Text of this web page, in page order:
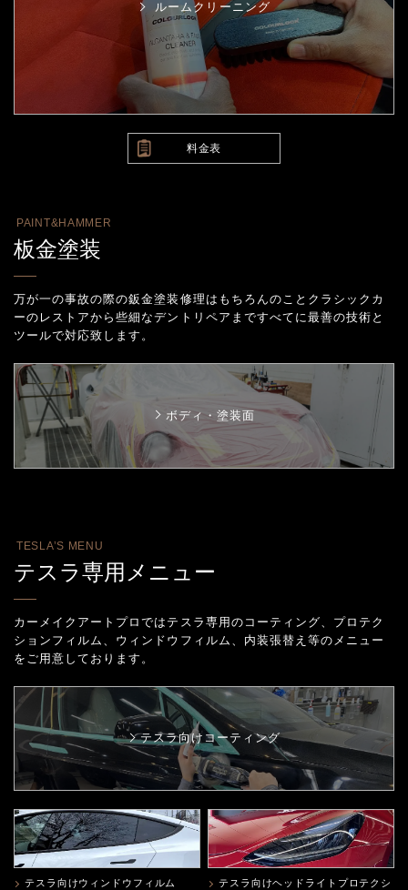
ルームクリーニング
料金表
PAINT&HAMMER
板金塗装
万が一の事故の際の鈑金塗装修理はもちろんのことクラシックカ
ーのレストアから些細なデントリペアまですべてに最善の技術と
ツールで対応致します。
ボディ・塗装面
TESLA’S MENU
テスラ専用メニュー
カーメイクアートプロではテスラ専用のコーティング、プロテク
ションフィルム、 ウィンドウフィルム、内装張替え等のメニュー
をご用意しております。
テスラ向けコーティング
テスラ向けウィンドウフィルム
テスラ向けヘッドライトプロテクシ